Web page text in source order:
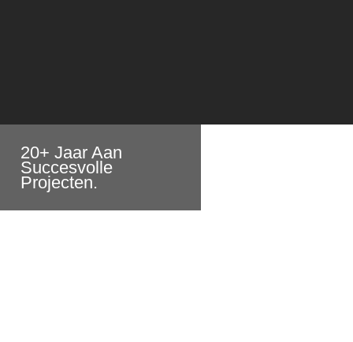
20+ Jaar Aan
Succesvolle
Projecten.